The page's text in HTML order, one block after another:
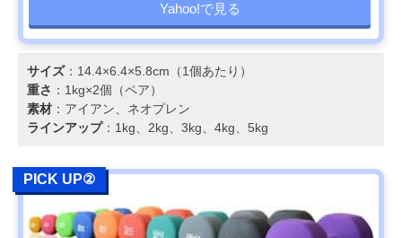
Yahoo!で見る
サイズ：14.4×6.4×5.8cm（1個あたり）
重さ ：1kg×2個（ペア）
素材 ：アイアン、ネオプレン
ラインアップ：1kg、2kg、3kg、4kg、5kg
PICK UP②